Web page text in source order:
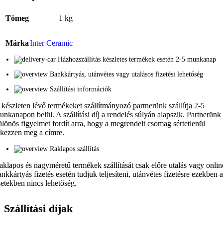
Tömeg 1 kg
MárkaInter Ceramic
Házhozszállítás készletes termékek esetén 2-5 munkanap
Bankkártyás, utánvétes vagy utalásos fizetési lehetőség
Szállítási információk
lévő termékeket szállítmányozó partnerünk szállítja 2-5
belül. A szállítási díj a rendelés súlyán alapszik. Partnerünk
figyelmet fordít arra, hogy a megrendelt csomag sértetlenül
meg a címre.
Raklapos szállítás
és nagyméretű termékek szállítását csak előre utalás vagy
fizetés esetén tudjuk teljesíteni, utánvétes fizetésre ezekben
nincs lehetőség.
Szállítási díjak